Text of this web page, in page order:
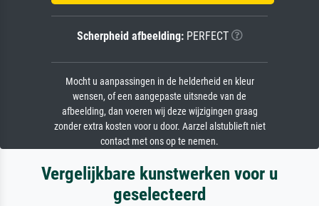
Scherpheid afbeelding:PERFECT
Mocht u aanpassingen in de helderheid en kleur
wensen, of een aangepaste uitsnede van de
afbeelding, dan voeren wij deze wijzigingen graag
zonder extra kosten voor u door. Aarzel alstublieft niet
contact met ons op te nemen.
Vergelijkbare kunstwerken voor u
geselecteerd